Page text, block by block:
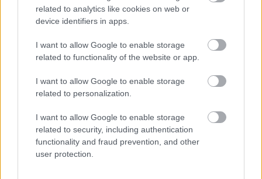
related to analytics like cookies on web or
device identifiers in apps.
I want to allow Google to enable storage
related to functionality of the website or app.
I want to allow Google to enable storage
related to personalization.
I want to allow Google to enable storage
related to security, including authentication
functionality and fraud prevention, and other
user protection.
Nicki Minaj nem apró el első találkozását Laury
ölelgette. Mi ez, ha nem rajongás?